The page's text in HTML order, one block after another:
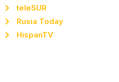
teleSUR
Rusia Today
HispanTV